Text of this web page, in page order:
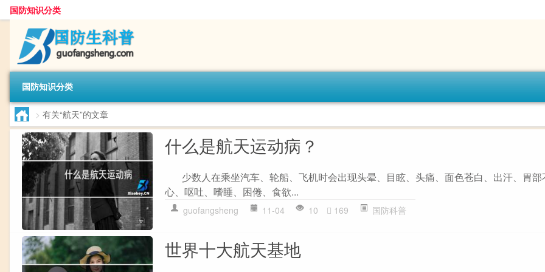
国防知识分类
国防知识分类
> 有关“航天”的文章
什么是航天运动病？
少数人在乘坐汽车、轮船、飞机时会出现头晕、目眩、头痛、面色苍白、出汗、胃部
心、呕吐、嗜睡、困倦、食欲...
guofangsheng 11-04 10 169 国防科普
世界十大航天基地